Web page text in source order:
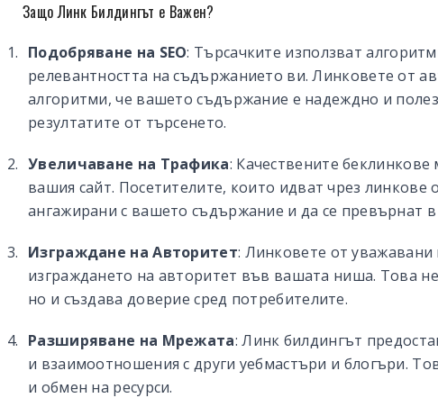
Защо Линк Билдингът е Важен?
Подобряване на SEO: Търсачките използват
релевантността на съдържанието ви. Линковете от
алгоритми, че вашето съдържание е надеждно и
резултатите от търсенето.
Увеличаване на Трафика: Качествените
вашия сайт. Посетителите, които идват чрез линкове
ангажирани с вашето съдържание и да се превърнат
Изграждане на Авторитет: Линковете от уважавани
изграждането на авторитет във вашата ниша. Това
но и създава доверие сред потребителите.
Разширяване на Мрежата: Линк билдингът
и взаимоотношения с други уебмастъри и блогъри.
и обмен на ресурси.